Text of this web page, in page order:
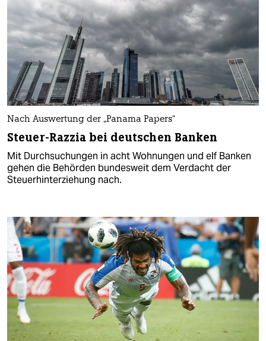
Nach Auswertung der „Panama Papers“
Steuer-Razzia bei deutschen Banken
Mit Durchsuchungen in acht Wohnungen und elf Banken
gehen die Behörden bundesweit dem Verdacht der
Steuerhinterziehung nach.